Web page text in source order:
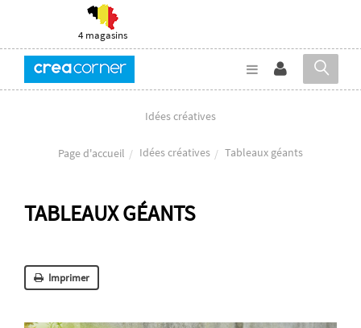
4 magasins
Idées créatives
Page d'accueil Idées créatives Tableaux géants
TABLEAUX GÉANTS
Imprimer